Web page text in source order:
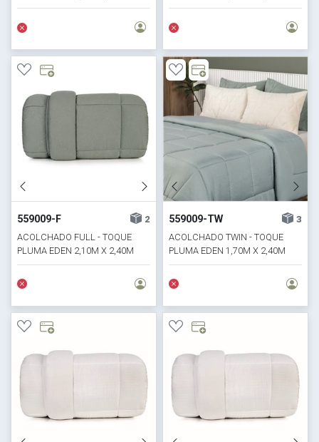
559009-F
2
ACOLCHADO FULL - TOQUE
PLUMA EDEN 2,10M X 2,40M
559009-TW
3
ACOLCHADO TWIN - TOQUE
PLUMA EDEN 1,70M X 2,40M